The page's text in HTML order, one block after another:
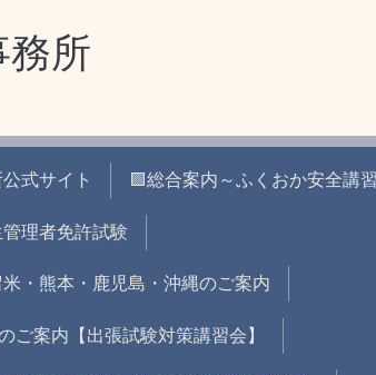
所
式サイト 🟪総合案内～ふくおか安全講
理者免許試験
・熊本・鹿児島・沖縄のご案内
ご案内【出張試験対策講習会】